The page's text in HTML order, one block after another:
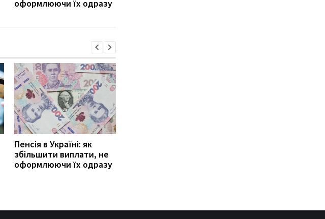
оформлюючи їх одразу
Пенсія в Україні: як
збільшити виплати, не
оформлюючи їх одразу